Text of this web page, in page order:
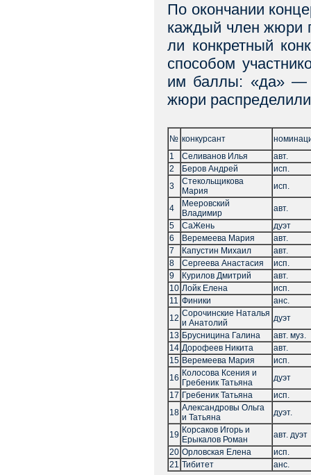
По окончании
каждый член жюри
ли конкретный
способом
им баллы: «да» —
жюри
№ конкурсант
1
Селиванов Илья
авт.
2
Беров Андрей
исп.
3
Стекольщикова
Мария
исп.
4
Мееровский
Владимир
авт.
5
СаЖень
дуэт
6
Веремеева Мария
авт.
7
Капустин Михаил
авт.
8
Сергеева Анастасия
исп.
9
Курилов Дмитрий
авт.
10 Лойк Елена
исп.
11 Финики
анс.
12 Сорочинские Наталья
и Анатолий
дуэт
13 Брусницина Галина
авт. муз.
14 Дорофеев Никита
авт.
15 Веремеева Мария
исп.
16 Колосова Ксения и
Гребеник Татьяна
дуэт
17 Гребеник Татьяна
исп.
18 Александровы Ольга
и Татьяна
дуэт.
19 Корсаков Игорь и
Ерыкалов Роман
авт. дуэт
20 Орловская Елена
исп.
21 Тибитет анс.